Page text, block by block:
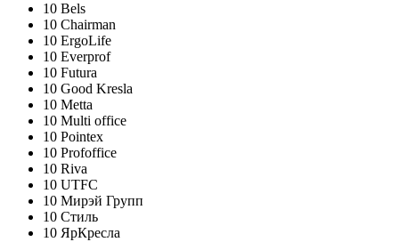
10 Bels
10 Chairman
10 ErgoLife
10 Everprof
10 Futura
10 Good Kresla
10 Metta
10 Multi office
10 Pointex
10 Profoffice
10 Riva
10 UTFC
10 Мирэй Групп
10 Стиль
10 ЯрКресла